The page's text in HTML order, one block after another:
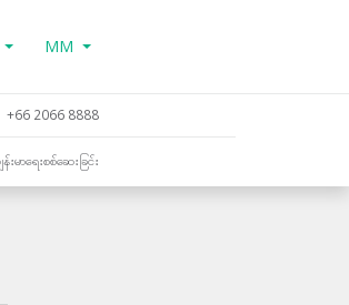
MM
+66 2066 8888
းမာရေးစစ်ဆေးခြင်း